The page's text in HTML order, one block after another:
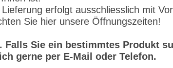
erfolgt ausschliesslich mit
Sie hier unsere Öffnungszeiten!
Sie ein bestimmtes Produkt
gerne per E-Mail oder Telefon.